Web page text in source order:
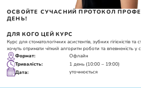
ОСВОЙТЕ СУЧАСНИЙ ПРОТОКОЛ
ДЕНЬ!
ДЛЯ КОГО ЦЕЙ КУРС
Курс для стоматологічних асистентів, зубних гігієністів та
хочуть отримати чіткий алгоритм роботи та впевненість у
Формат:
Офлайн
Тривалість:
1 день (10:00 – 19:00)
Дата:
уточнюється